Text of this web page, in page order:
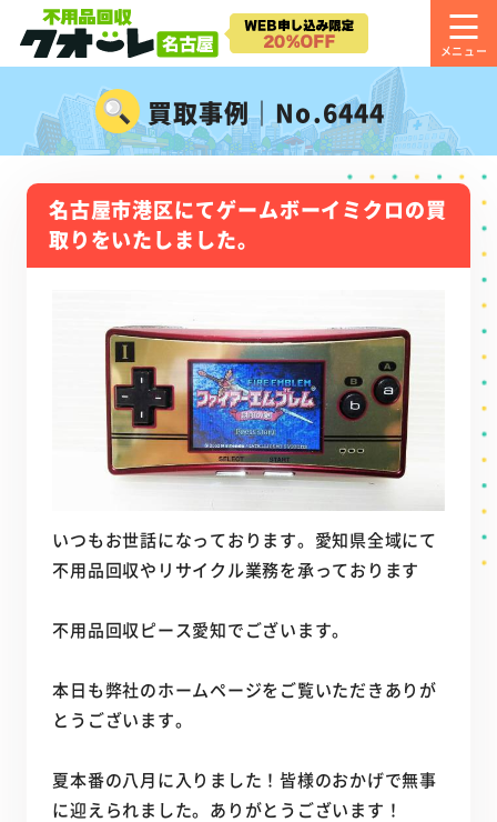
買取事例｜No.6444
名古屋市港区にてゲームボーイミクロの買
取りをいたしました。
いつもお世話になっております。愛知県全域にて
不用品回収やリサイクル業務を承っております
不用品回収ピース愛知でございます。
本日も弊社のホームページをご覧いただきありが
とうございます。
夏本番の八月に入りました！皆様のおかげで無事
に迎えられました。ありがとうございます！